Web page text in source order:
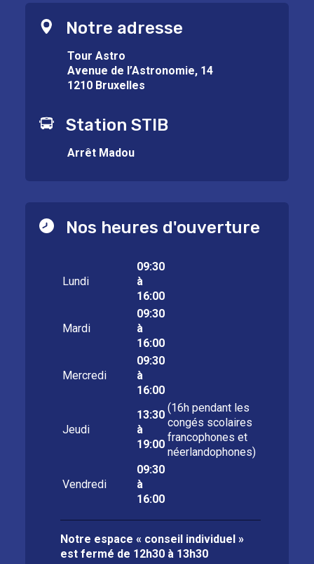
Notre adresse
Tour Astro
Avenue de l’Astronomie, 14
1210 Bruxelles
Station STIB
Arrêt Madou
Nos heures d'ouverture
Lundi
09:30
à
16:00
Mardi
09:30
à
16:00
Mercredi
09:30
à
16:00
Jeudi
13:30
à
19:00
(16h pendant les
congés scolaires
francophones et
néerlandophones)
Vendredi
09:30
à
16:00
Notre espace « conseil individuel »
est fermé de 12h30 à 13h30